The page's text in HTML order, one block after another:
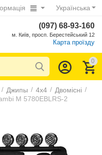
Українська
(097) 68-93-160
м. Київ, просп. Берестейський 12
Карта проїзду
0
/ Джипы / 4х4 / Двомісні /
M 5780EBLRS-2